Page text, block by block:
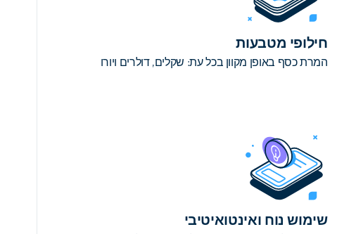
חילופי מטבעות
המרת כסף באופן מקוון בכל עת: שקלים, דולרים ויורו
שימוש נוח ואינטואיטיבי